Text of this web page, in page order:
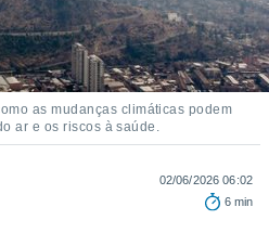
as mudanças climáticas podem
ar e os riscos à saúde.
02/06/2026 06:02
6 min